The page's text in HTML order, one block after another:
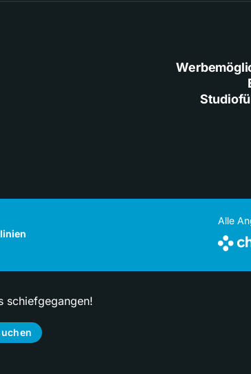
Alle
schiefgegangen!